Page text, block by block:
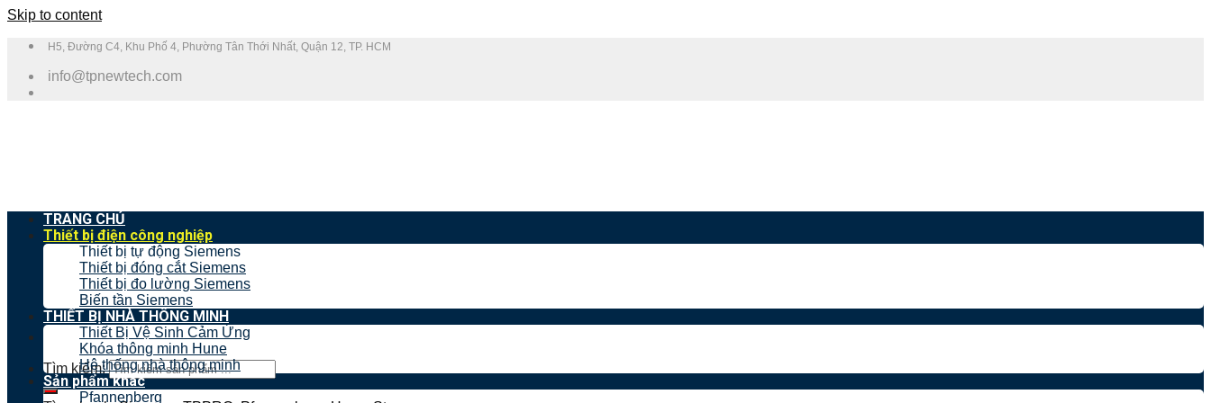
Skip to content
H5, Đường C4, Khu Phố 4, Phường Tân Thới Nhất, Quận 12, TP. HCM
info@tpnewtech.com
Tìm kiếm:
TRANG CHỦ
Thiết bị điện công nghiệp
Thiết bị tự động Siemens
Thiết bị đóng cắt Siemens
Thiết bị đo lường Siemens
Biến tần Siemens
THIẾT BỊ NHÀ THÔNG MINH
Thiết Bị Vệ Sinh Cảm Ứng
Khóa thông minh Hune
Hệ thống nhà thông minh
Sản phẩm khác
Pfannenberg